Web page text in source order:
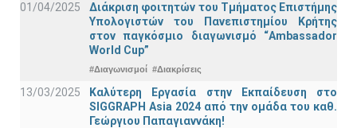
01/04/2025
Διάκριση φοιτητών του Τμήματος Επιστήμης
Υπολογιστών του Πανεπιστημίου Κρήτης
στον παγκόσμιο διαγωνισμό “Ambassador
World Cup”
#Διαγωνισμοί #Διακρίσεις
13/03/2025
Καλύτερη Εργασία στην Εκπαίδευση στο
SIGGRAPH Asia 2024 από την ομάδα του καθ.
Γεώργιου Παπαγιαννάκη!